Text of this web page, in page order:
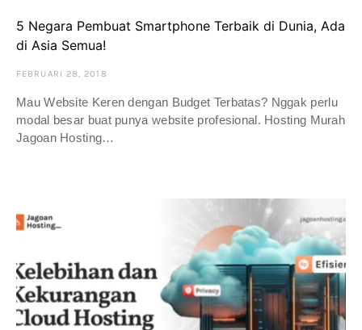
5 Negara Pembuat Smartphone Terbaik di Dunia, Ada
di Asia Semua!
FEBRUARI 28, 2018
Mau Website Keren dengan Budget Terbatas? Nggak perlu
modal besar buat punya website profesional. Hosting Murah
Jagoan Hosting…